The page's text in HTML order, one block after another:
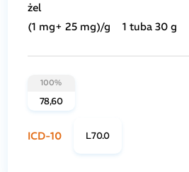
żel
(1 mg+ 25 mg)/g
1 tuba 30 g
100%
78,60
ICD-10 L70.0